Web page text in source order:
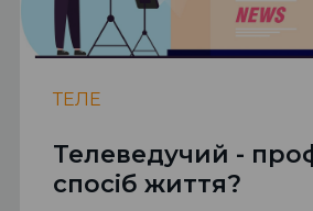
ТЕЛЕ
Телеведучий -
спосіб життя?